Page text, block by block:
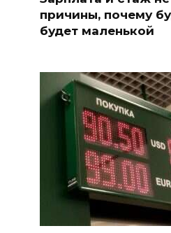
причины, почему
будет маленькой